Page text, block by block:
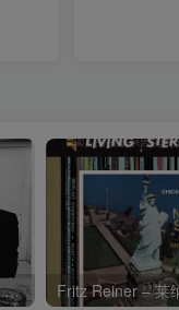
Charli xcx – Music, Fashion, FilmⒺ【48kHz／24bit】英国区